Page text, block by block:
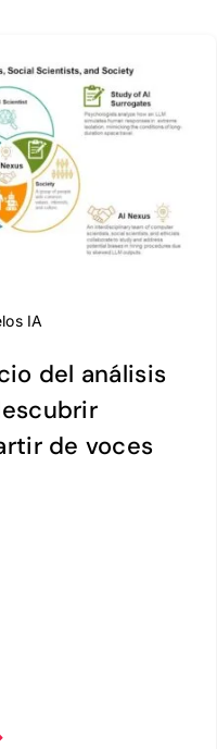
IA
del análisis
de voces